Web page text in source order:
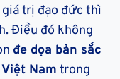
trị đạo đức thì
Điều đó không
đe dọa bản sắc
Nam trong